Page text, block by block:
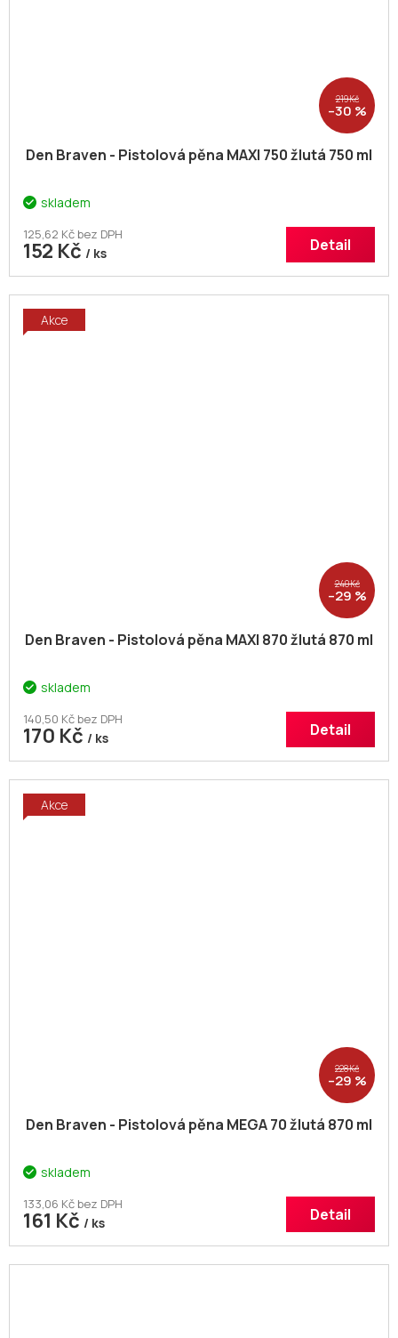
219 Kč
–30 %
Den Braven - Pistolová pěna MAXI 750 žlutá 750 ml
skladem
125,62 Kč bez DPH
152 Kč / ks Detail
Akce
240 Kč
–29 %
Den Braven - Pistolová pěna MAXI 870 žlutá 870 ml
skladem
140,50 Kč bez DPH
170 Kč / ks Detail
Akce
228 Kč
–29 %
Den Braven - Pistolová pěna MEGA 70 žlutá 870 ml
skladem
133,06 Kč bez DPH
161 Kč / ks Detail